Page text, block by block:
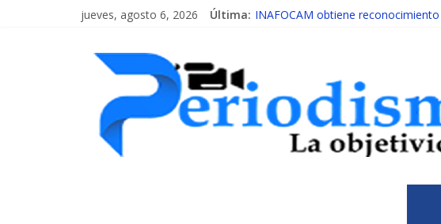
jueves, agosto 6, 2026 Última: INAFOCAM obtiene
MESCyT presenta calendario de